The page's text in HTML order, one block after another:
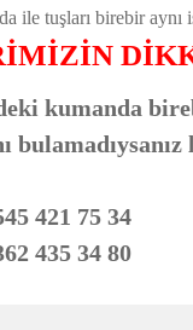
tuşları birebir aynı
kumanda
421 75 34
435 34 80